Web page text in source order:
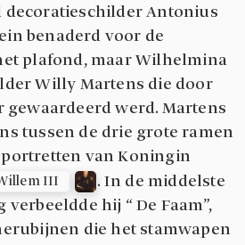
Antonius
benaderd voor de
plafond, maar Wilhelmina
Willy Martens die door
werd. Martens
tussen de drie grote ramen
van Koningin
III
. In de middelste
hij “ De Faam”,
die het stamwapen